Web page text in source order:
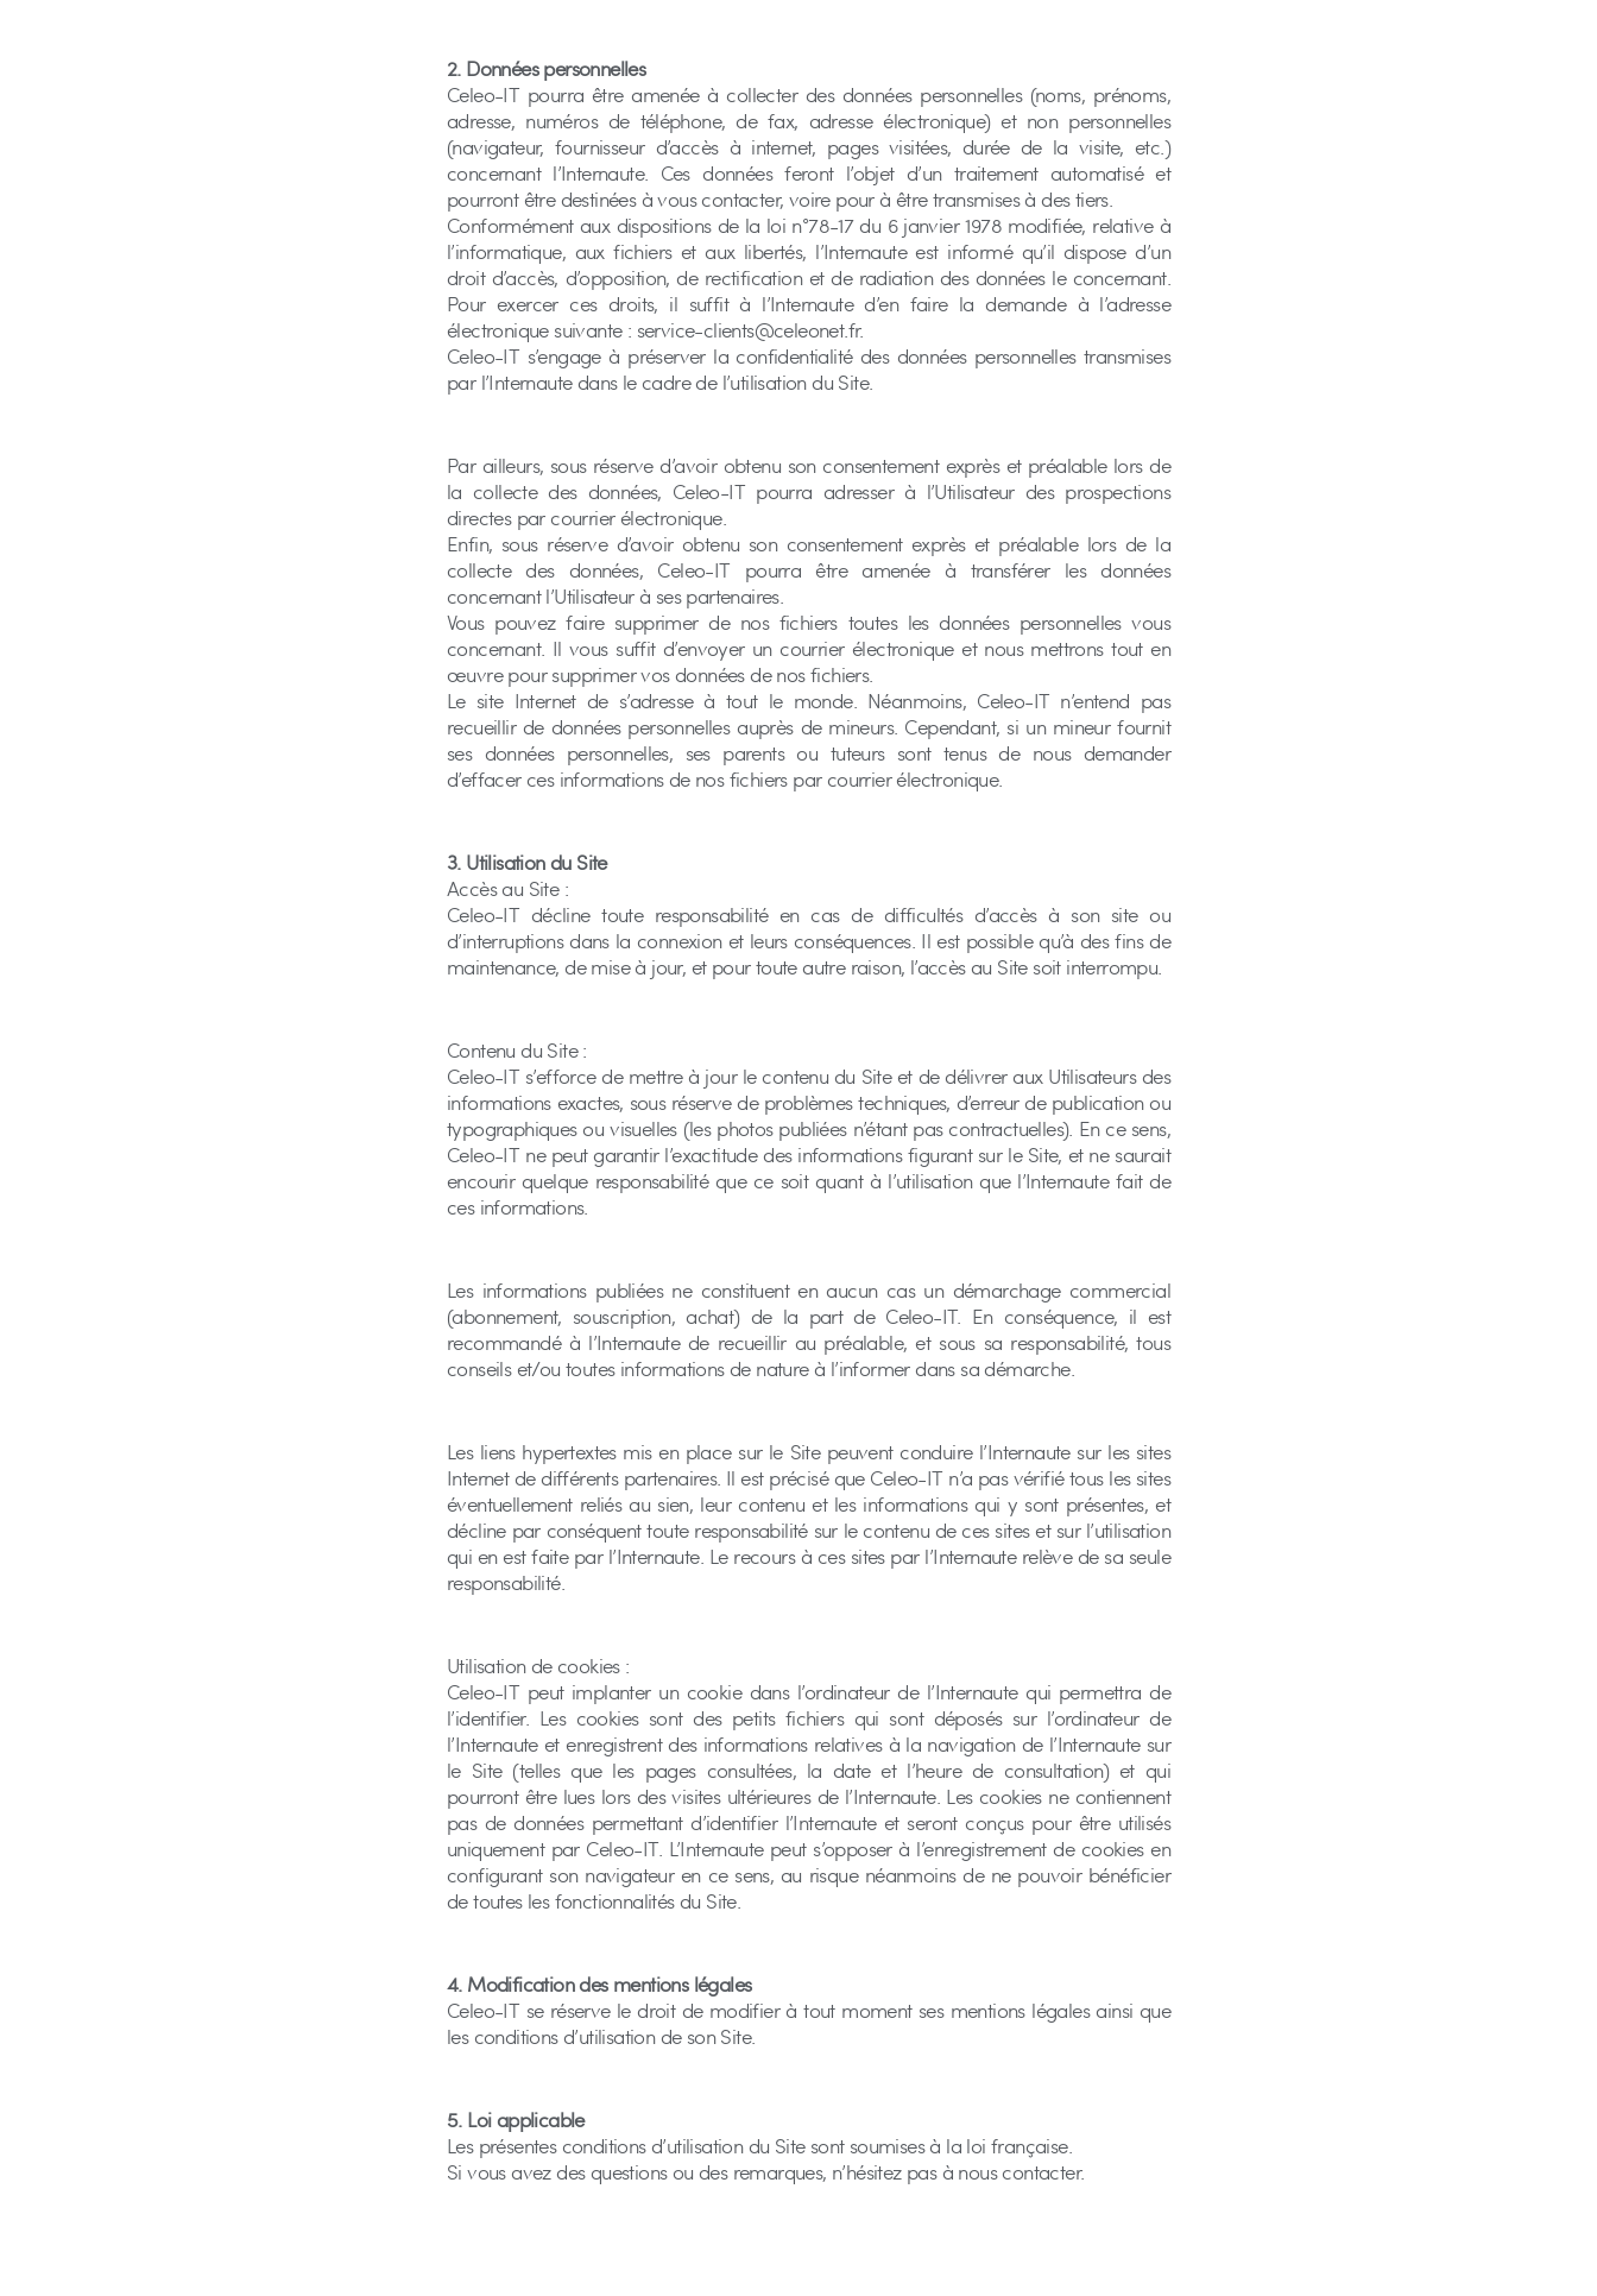
2. Données personnelles
Celeo-IT pourra être amenée à collecter des données personnelles (noms, prénoms,
adresse, numéros de téléphone, de fax, adresse électronique) et non personnelles
(navigateur, fournisseur d’accès à internet, pages visitées, durée de la visite, etc.)
concernant l’Internaute. Ces données feront l’objet d’un traitement automatisé et
pourront être destinées à vous contacter, voire pour à être transmises à des tiers.
Conformément aux dispositions de la loi n°78-17 du 6 janvier 1978 modifiée, relative à
l’informatique, aux fichiers et aux libertés, l’Internaute est informé qu’il dispose d’un
droit d’accès, d’opposition, de rectification et de radiation des données le concernant.
Pour exercer ces droits, il suffit à l’Internaute d’en faire la demande à l’adresse
électronique suivante : service-clients@celeonet.fr.
Celeo-IT s’engage à préserver la confidentialité des données personnelles transmises
par l’Internaute dans le cadre de l’utilisation du Site.
Par ailleurs, sous réserve d’avoir obtenu son consentement exprès et préalable lors de
la collecte des données, Celeo-IT pourra adresser à l’Utilisateur des prospections
directes par courrier électronique.
Enfin, sous réserve d’avoir obtenu son consentement exprès et préalable lors de la
collecte des données, Celeo-IT pourra être amenée à transférer les données
concernant l’Utilisateur à ses partenaires.
Vous pouvez faire supprimer de nos fichiers toutes les données personnelles vous
concernant. Il vous suffit d’envoyer un courrier électronique et nous mettrons tout en
œuvre pour supprimer vos données de nos fichiers.
Le site Internet de s’adresse à tout le monde. Néanmoins, Celeo-IT n’entend pas
recueillir de données personnelles auprès de mineurs. Cependant, si un mineur fournit
ses données personnelles, ses parents ou tuteurs sont tenus de nous demander
d’effacer ces informations de nos fichiers par courrier électronique.
3. Utilisation du Site
Accès au Site :
Celeo-IT décline toute responsabilité en cas de difficultés d’accès à son site ou
d’interruptions dans la connexion et leurs conséquences. Il est possible qu’à des fins de
maintenance, de mise à jour, et pour toute autre raison, l’accès au Site soit interrompu.
Contenu du Site :
Celeo-IT s’efforce de mettre à jour le contenu du Site et de délivrer aux Utilisateurs des
informations exactes, sous réserve de problèmes techniques, d’erreur de publication ou
typographiques ou visuelles (les photos publiées n’étant pas contractuelles). En ce sens,
Celeo-IT ne peut garantir l’exactitude des informations figurant sur le Site, et ne saurait
encourir quelque responsabilité que ce soit quant à l’utilisation que l’Internaute fait de
ces informations.
Les informations publiées ne constituent en aucun cas un démarchage commercial
(abonnement, souscription, achat) de la part de Celeo-IT. En conséquence, il est
recommandé à l’Internaute de recueillir au préalable, et sous sa responsabilité, tous
conseils et/ou toutes informations de nature à l’informer dans sa démarche.
Les liens hypertextes mis en place sur le Site peuvent conduire l’Internaute sur les sites
Internet de différents partenaires. Il est précisé que Celeo-IT n’a pas vérifié tous les sites
éventuellement reliés au sien, leur contenu et les informations qui y sont présentes, et
décline par conséquent toute responsabilité sur le contenu de ces sites et sur l’utilisation
qui en est faite par l’Internaute. Le recours à ces sites par l’Internaute relève de sa seule
responsabilité.
Utilisation de cookies :
Celeo-IT peut implanter un cookie dans l’ordinateur de l’Internaute qui permettra de
l’identifier. Les cookies sont des petits fichiers qui sont déposés sur l’ordinateur de
l’Internaute et enregistrent des informations relatives à la navigation de l’Internaute sur
le Site (telles que les pages consultées, la date et l’heure de consultation) et qui
pourront être lues lors des visites ultérieures de l’Internaute. Les cookies ne contiennent
pas de données permettant d’identifier l’Internaute et seront conçus pour être utilisés
uniquement par Celeo-IT. L’Internaute peut s’opposer à l’enregistrement de cookies en
configurant son navigateur en ce sens, au risque néanmoins de ne pouvoir bénéficier
de toutes les fonctionnalités du Site.
4. Modification des mentions légales
Celeo-IT se réserve le droit de modifier à tout moment ses mentions légales ainsi que
les conditions d’utilisation de son Site.
5. Loi applicable
Les présentes conditions d’utilisation du Site sont soumises à la loi française.
Si vous avez des questions ou des remarques, n’hésitez pas à nous contacter.